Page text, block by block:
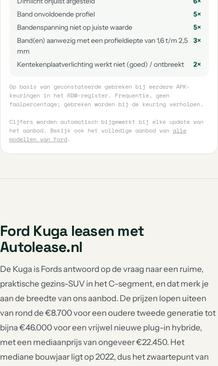
Band onvoldoende profiel
5×
Bandenspanning niet op juiste waarde
5×
Band(en) aanwezig met een profieldiepte van 1,6 t/m 2,5
mm
3×
Kentekenplaatverlichting werkt niet (goed) / ontbreekt 2×
Op basis van geconstateerde gebreken bij eerdere APK-
keuringen in het RDW-register. Frequentie, geen
faalpercentage; gebreken worden bij de keuring verholpen.
Cijfers worden automatisch bijgewerkt bij elke update van
het aanbod. Bekijk ook het volledige aanbod van alle
modellen van Ford.
Ford Kuga leasen met
Autolease.nl
De Kuga is Fords antwoord op de vraag naar een ruime,
praktische gezins-SUV in het C-segment, en dat merk je
aan de breedte van ons aanbod. De prijzen lopen uiteen
van rond de €8.700 voor een oudere tweede generatie tot
bijna €46.000 voor een vrijwel nieuwe plug-in hybride,
met een mediaanprijs van ongeveer €22.450. Het
mediane bouwjaar ligt op 2022, dus het zwaartepunt van